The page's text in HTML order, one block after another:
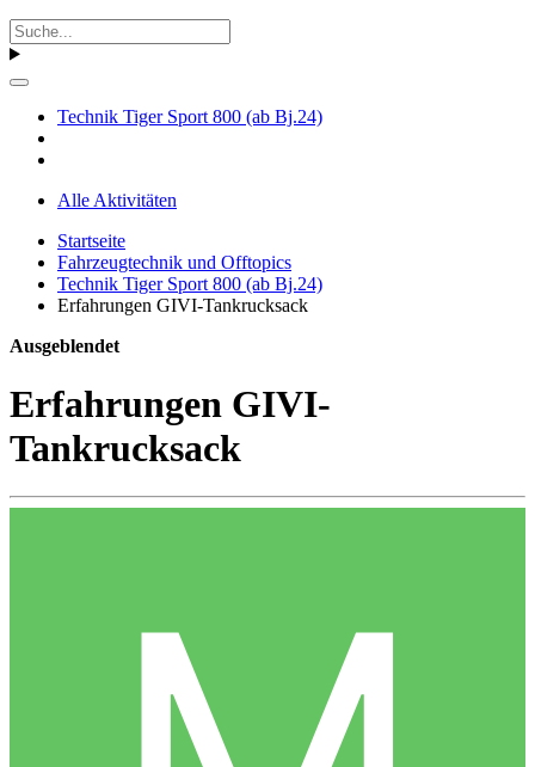
Technik Tiger Sport 800 (ab Bj.24)
Alle Aktivitäten
Startseite
Fahrzeugtechnik und Offtopics
Technik Tiger Sport 800 (ab Bj.24)
Erfahrungen GIVI-Tankrucksack
Ausgeblendet
Erfahrungen GIVI-
Tankrucksack